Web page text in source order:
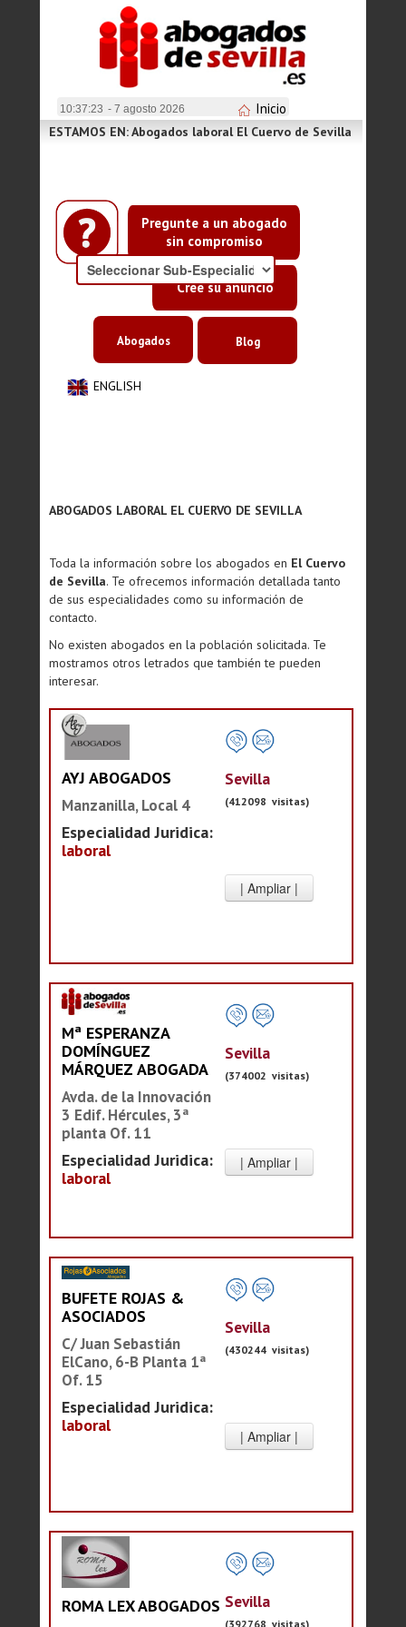
10:37:23 - 7 agosto 2026 Inicio
Pregunte a un abogado
sin compromiso
Cree su anuncio
ESTAMOS EN: Abogados laboral El Cuervo de Sevilla
ENGLISH
Abogados Blog
ABOGADOS LABORAL EL CUERVO DE SEVILLA
Toda la información sobre los abogados en El Cuervo
de Sevilla. Te ofrecemos información detallada tanto
de sus especialidades como su información de
contacto.
No existen abogados en la población solicitada. Te
mostramos otros letrados que también te pueden
interesar.
AYJ ABOGADOS
Manzanilla, Local 4
Especialidad Juridica:
laboral
Sevilla
(412098 visitas)
Mª ESPERANZA
DOMÍNGUEZ
MÁRQUEZ ABOGADA
Avda. de la Innovación
3 Edif. Hércules, 3ª
planta Of. 11
Especialidad Juridica:
laboral
Sevilla
(374002 visitas)
BUFETE ROJAS &
ASOCIADOS
C/ Juan Sebastián
ElCano, 6-B Planta 1ª
Of. 15
Especialidad Juridica:
laboral
Sevilla
(430244 visitas)
ROMA LEX ABOGADOS Sevilla
(392768 visitas)